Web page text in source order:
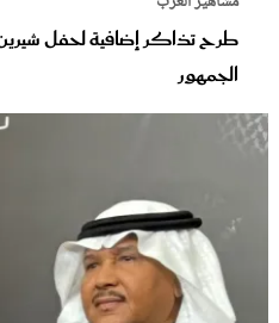
طرح تذاكر إضافية لحفل
الجمهور